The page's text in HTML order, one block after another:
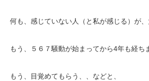
何も、感じていない人（と私が感じる）が、
もう、５６７騒動が始まってから4年も経ち
もう、目覚めてもらう、、などと、